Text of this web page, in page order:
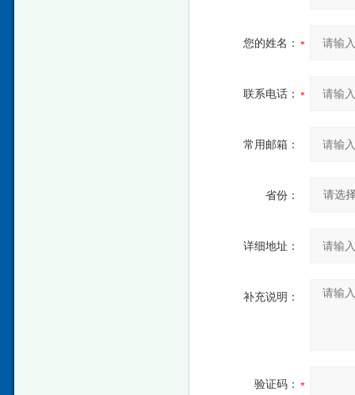
您的姓名：
联系电话：
常用邮箱：
省份：
详细地址：
补充说明：
验证码：